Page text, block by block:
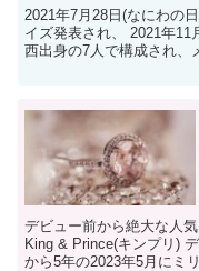
2021年7月28日(なにわの
イズ発表され、 2021年11
西出身の7人で構成され、
デビュー前から絶大な人
King & Prince(キンプリ)
から5年の2023年5月にミ